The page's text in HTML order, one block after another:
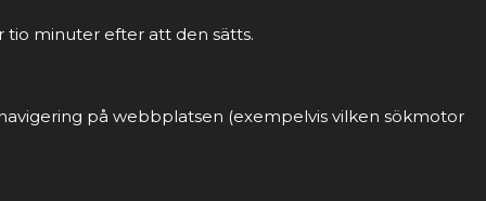
tio minuter efter att den sätts.
på webbplatsen (exempelvis vilken sökmotor